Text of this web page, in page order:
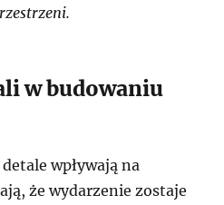
w budowaniu
wpływają na
że wydarzenie zostaje